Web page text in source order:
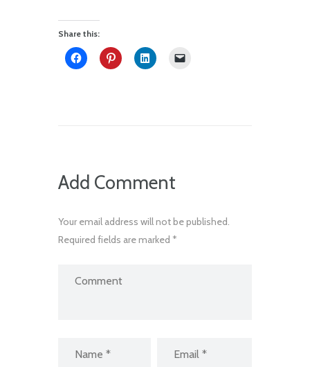
Share this:
Add Comment
Your email address will not be published.
Required fields are marked *